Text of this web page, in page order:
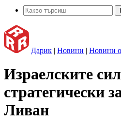
Дарик | Новини | Новини
Израелските
стратегически
Ливан